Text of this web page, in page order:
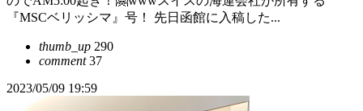
『MSCベリッシマ』号！ 先日函館に入稿した...
thumb_up 290
comment37
2023/05/09 19:59